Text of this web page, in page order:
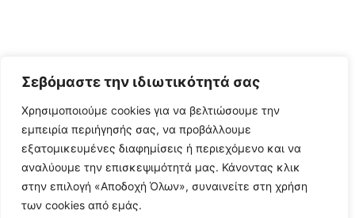
Σεβόμαστε την ιδιωτικότητά σας
Χρησιμοποιούμε cookies για να βελτιώσουμε την
εμπειρία περιήγησής σας, να προβάλλουμε
εξατομικευμένες διαφημίσεις ή περιεχόμενο και να
αναλύουμε την επισκεψιμότητά μας. Κάνοντας κλικ
στην επιλογή «Αποδοχή Όλων», συναινείτε στη χρήση
των cookies από εμάς.